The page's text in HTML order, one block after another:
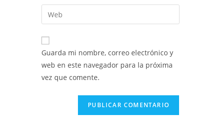
de
usuario
para
comentar
dirección
de
electrónico
para
comentar
Introduce
la
URL
de
(opcional)
Guarda mi nombre, correo electrónico y
web en este navegador para la próxima
vez que comente.